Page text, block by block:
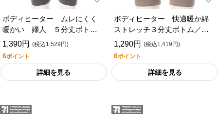
ボディヒーター ムレにくく
暖かい 婦人 ５分丈ボトム
／セブンプレミアムライフス
1,390円 (税込1,529円)
6ポイント
詳細を見る
ボディヒーター 快適暖か綿
ストレッチ３分丈ボトム／セ
ブンプレミアムライフスタイ
1,290円 (税込1,419円)
6ポイント
詳細を見る